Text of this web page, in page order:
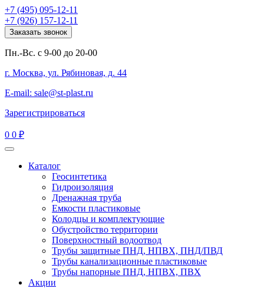
+7 (495) 095-12-11
+7 (926) 157-12-11
Заказать звонок
Пн.-Вс. с 9-00 до 20-00
г. Москва, ул. Рябиновая, д. 44
E-mail: sale@st-plast.ru
Зарегистрироваться
0 0 ₽
Каталог
Геосинтетика
Гидроизоляция
Дренажная труба
Емкости пластиковые
Колодцы и комплектующие
Обустройство территории
Поверхностный водоотвод
Трубы защитные ПНД, НПВХ, ПНД/ПВД
Трубы канализационные пластиковые
Трубы напорные ПНД, НПВХ, ПВХ
Акции